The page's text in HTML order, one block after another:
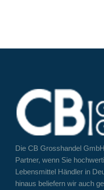
Die CB Grosshandel
Partner, wenn Sie
Lebensmittel Händler in
hinaus beliefern wir auch